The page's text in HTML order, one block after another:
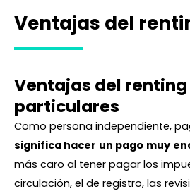
Ventajas del
Ventajas del
particulares
Como persona independiente,
significa hacer un pago muy
más caro al tener pagar los
circulación, el de registro, las